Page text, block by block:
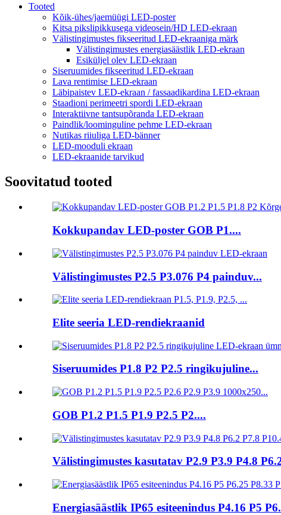
Tooted
Kõik-ühes/jaemüügi LED-poster
Kitsa pikslipikkusega videosein/HD LED-ekraan
Välistingimustes fikseeritud LED-ekraaniga märk
Välistingimustes energiasäästlik LED-ekraan
Esiküljel olev LED-ekraan
Siseruumides fikseeritud LED-ekraan
Lava rentimise LED-ekraan
Läbipaistev LED-ekraan / fassaadikardina LED-ekraan
Staadioni perimeetri spordi LED-ekraan
Interaktiivne tantsupõranda LED-ekraan
Paindlik/loominguline pehme LED-ekraan
Nutikas riiuliga LED-bänner
LED-mooduli ekraan
LED-ekraanide tarvikud
Soovitatud tooted
Kokkupandav LED-poster GOB P1....
Välistingimustes P2.5 P3.076 P4 painduv...
Elite seeria LED-rendiekraanid
Siseruumides P1.8 P2 P2.5 ringikujuline...
GOB P1.2 P1.5 P1.9 P2.5 P2....
Välistingimustes kasutatav P2.9 P3.9 P4.8
Energiasäästlik IP65 esiteenindus P4.16 P5